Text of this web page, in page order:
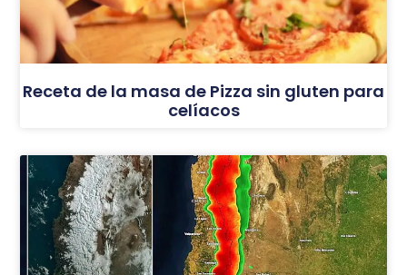
Receta de la masa de Pizza sin gluten para
celíacos